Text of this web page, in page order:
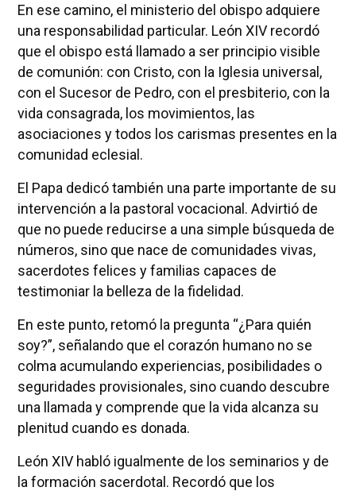
En ese camino, el ministerio del obispo adquiere
una responsabilidad particular. León XIV recordó
que el obispo está llamado a ser principio visible
de comunión: con Cristo, con la Iglesia universal,
con el Sucesor de Pedro, con el presbiterio, con la
vida consagrada, los movimientos, las
asociaciones y todos los carismas presentes en la
comunidad eclesial.
El Papa dedicó también una parte importante de su
intervención a la pastoral vocacional. Advirtió de
que no puede reducirse a una simple búsqueda de
números, sino que nace de comunidades vivas,
sacerdotes felices y familias capaces de
testimoniar la belleza de la fidelidad.
En este punto, retomó la pregunta “¿Para quién
soy?”, señalando que el corazón humano no se
colma acumulando experiencias, posibilidades o
seguridades provisionales, sino cuando descubre
una llamada y comprende que la vida alcanza su
plenitud cuando es donada.
León XIV habló igualmente de los seminarios y de
la formación sacerdotal. Recordó que los